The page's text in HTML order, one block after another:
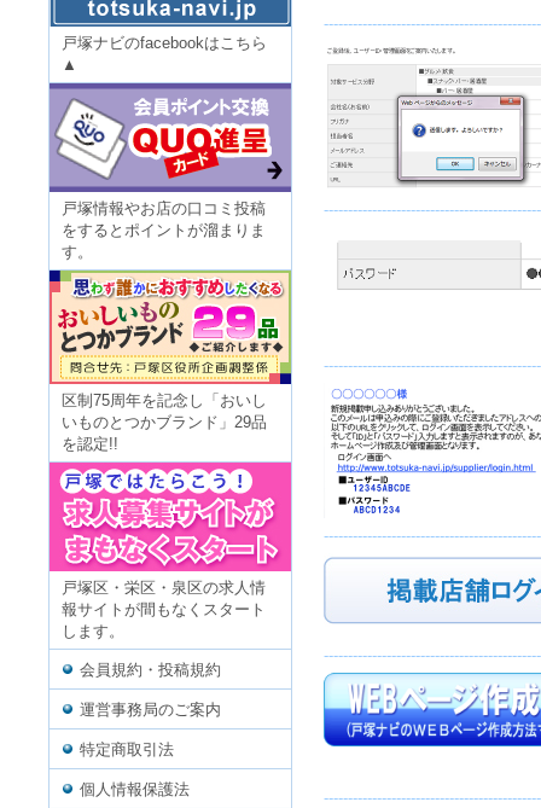
戸塚ナビのfacebookはこちら
▲
戸塚情報やお店の口コミ投稿
をするとポイントが溜まりま
す。
区制75周年を記念し「おいし
いものとつかブランド」29品
を認定!!
戸塚区・栄区・泉区の求人情
報サイトが間もなくスタート
します。
会員規約・投稿規約
運営事務局のご案内
特定商取引法
個人情報保護法